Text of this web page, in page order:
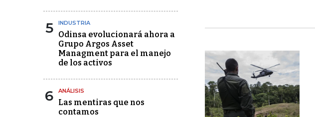
5 INDUSTRIA
Odinsa evolucionará ahora a
Grupo Argos Asset
Managment para el manejo
de los activos
6 ANÁLISIS
Las mentiras que nos
contamos